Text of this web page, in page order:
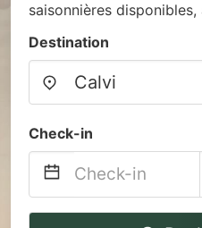
saisonnières
Destination
Check-in
Navigate